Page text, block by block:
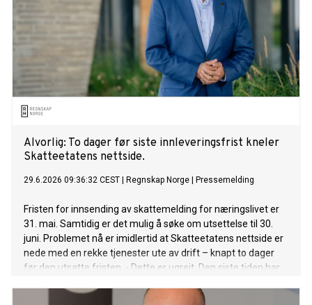
Alvorlig: To dager før siste innleveringsfrist kneler
Skatteetatens nettside.
29.6.2026 09:36:32 CEST Regnskap Norge Pressemelding
Fristen for innsending av skattemelding for næringslivet er
31. mai. Samtidig er det mulig å søke om utsettelse til 30.
juni. Problemet nå er imidlertid at Skatteetatens nettside er
nede med en rekke tjenester ute av drift – knapt to dager
før den utsatte fristen. - Dette er ugreit. Den siste tiden har
fra Altinn 2 til Altinn 3. Nå kommer dette på toppen og